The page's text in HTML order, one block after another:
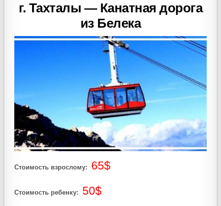
г. Тахталы — Канатная дорога
из Белека
Стоимость взрослому: 65$
Стоимость ребенку: 50$